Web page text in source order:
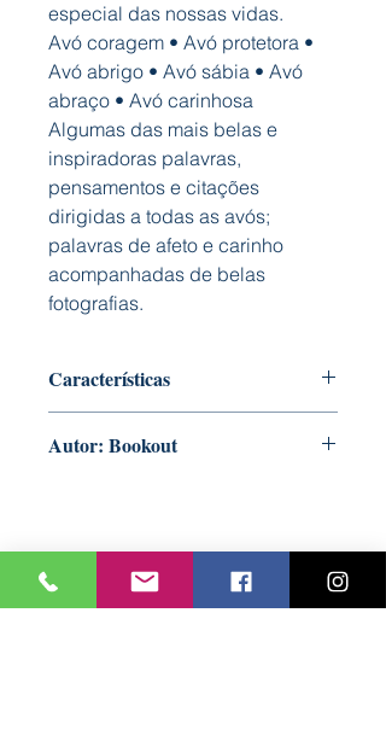
especial das nossas vidas.
Avó coragem • Avó protetora •
Avó abrigo • Avó sábia • Avó
abraço • Avó carinhosa
Algumas das mais belas e
inspiradoras palavras,
pensamentos e citações
dirigidas a todas as avós;
palavras de afeto e carinho
acompanhadas de belas
fotografias.
Características
Formato: 125 mm x 140 mm
Autor: Bookout